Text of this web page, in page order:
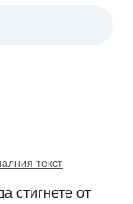
текст
стигнете от